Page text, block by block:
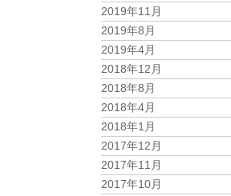
2019年11月
2019年8月
2019年4月
2018年12月
2018年8月
2018年4月
2018年1月
2017年12月
2017年11月
2017年10月